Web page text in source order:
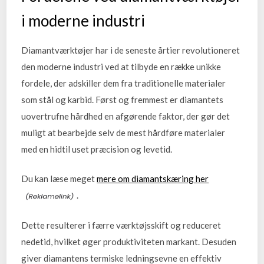
i moderne industri
Diamantværktøjer har i de seneste årtier revolutioneret
den moderne industri ved at tilbyde en række unikke
fordele, der adskiller dem fra traditionelle materialer
som stål og karbid. Først og fremmest er diamantets
uovertrufne hårdhed en afgørende faktor, der gør det
muligt at bearbejde selv de mest hårdføre materialer
med en hidtil uset præcision og levetid.
Du kan læse megetmere om diamantskæring her
.
Dette resulterer i færre værktøjsskift og reduceret
nedetid, hvilket øger produktiviteten markant. Desuden
giver diamantens termiske ledningsevne en effektiv